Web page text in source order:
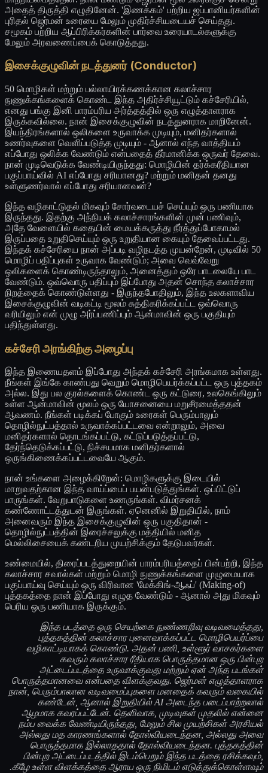
அதைத் திருத்தி எழுதினேன். 'இணக்கம்' பற்றிய ஜப்பானியர்களின்
புரிதல் ஜெர்மன் உரையை மேலும் முதிர்ச்சியடையச் செய்தது.
சமூகம் பற்றிய ஆப்பிரிக்கர்களின் பார்வை உரையாடல்களுக்கு
மேலும் அரவணைப்பைக் கொடுத்தது.
இசைக்குழுவின் நடத்துனர் (Conductor)
50 மொழிகள் மற்றும் பல்லாயிரக்கணக்கான கலாச்சார
நுணுக்கங்களைக் கொண்ட இந்த அதிர்ச்சியூட்டும் கச்சேரியில்,
எனது பங்கு இனி பாரம்பரிய அர்த்தத்தில் ஒரு எழுத்தாளராக
இருக்கவில்லை. நான் இசைக்குழுவின் நடத்துனராக மாறினேன்.
இயந்திரங்களால் ஒலிகளை உருவாக்க முடியும், மனிதர்களால்
உணர்வுகளை வெளிப்படுத்த முடியும் - ஆனால் எந்த வாத்தியம்
எப்போது ஒலிக்க வேண்டும் என்பதைத் தீர்மானிக்க ஒருவர் தேவை.
நான் முடிவெடுக்க வேண்டியிருந்தது: மொழியின் தர்க்கரீதியான
பகுப்பாய்வில் AI எப்போது சரியானது? மற்றும் மனிதன் தனது
உள்ளுணர்வால் எப்போது சரியானவன்?
இந்த வழிகாட்டுதல் மிகவும் சோர்வடையச் செய்யும் ஒரு பணியாக
இருந்தது. இதற்கு அந்நியக் கலாச்சாரங்களின் முன் பணிவும்,
அதே வேளையில் கதையின் மையக்கருத்து நீர்த்துப்போகாமல்
இருப்பதை உறுதிசெய்யும் ஒரு உறுதியான கையும் தேவைப்பட்டது.
இந்தக் கச்சேரியை நான் அப்படி வழிநடத்த முயன்றேன், முடிவில் 50
மொழிப் பதிப்புகள் உருவாக வேண்டும்; அவை வெவ்வேறு
ஒலிகளைக் கொண்டிருந்தாலும், அனைத்தும் ஒரே பாடலையே பாட
வேண்டும். ஒவ்வொரு பதிப்பும் இப்போது அதன் சொந்த கலாச்சார
நிறத்தைக் கொண்டுள்ளது - இருந்தபோதிலும், இந்த உலகளாவிய
இசைக்குழுவின் வடிகட்டி மூலம் சுத்திகரிக்கப்பட்ட ஒவ்வொரு
வரியிலும் என் முழு அர்ப்பணிப்பும் ஆன்மாவின் ஒரு பகுதியும்
பதிந்துள்ளது.
கச்சேரி அரங்கிற்கு அழைப்பு
இந்த இணையதளம் இப்போது அந்தக் கச்சேரி அரங்கமாக உள்ளது.
நீங்கள் இங்கே காண்பது வெறும் மொழிபெயர்க்கப்பட்ட ஒரு புத்தகம்
அல்ல. இது பல குரல்களைக் கொண்ட ஒரு கட்டுரை, உலகெங்கிலும்
உள்ள ஆன்மாவின் மூலம் ஒரு யோசனையை மறுசீரமைத்ததன்
ஆவணம். நீங்கள் படிக்கப் போகும் உரைகள் பெரும்பாலும்
தொழில்நுட்பத்தால் உருவாக்கப்பட்டவை என்றாலும், அவை
மனிதர்களால் தொடங்கப்பட்டு, கட்டுப்படுத்தப்பட்டு,
தேர்ந்தெடுக்கப்பட்டு, நிச்சயமாக மனிதர்களால்
ஒருங்கிணைக்கப்பட்டவையே ஆகும்.
நான் உங்களை அழைக்கிறேன்: மொழிகளுக்கு இடையில்
மாறுவதற்கான இந்த வாய்ப்பைப் பயன்படுத்துங்கள். ஒப்பிட்டுப்
பாருங்கள். வேறுபாடுகளை உணருங்கள். விமர்சனக்
கண்ணோட்டத்துடன் இருங்கள். ஏனெனில் இறுதியில், நாம்
அனைவரும் இந்த இசைக்குழுவின் ஒரு பகுதிதான் -
தொழில்நுட்பத்தின் இரைச்சலுக்கு மத்தியில் மனித
மெல்லிசையைக் கண்டறிய முயற்சிக்கும் தேடுபவர்கள்.
உண்மையில், திரைப்படத்துறையின் பாரம்பரியத்தைப் பின்பற்றி, இந்த
கலாச்சார சவால்கள் மற்றும் மொழி நுணுக்கங்களை முழுமையாக
பகுப்பாய்வு செய்யும் ஒரு விரிவான 'மேக்கிங்-ஆஃப்' (Making-of)
புத்தகத்தை நான் இப்போது எழுத வேண்டும் - ஆனால் அது மிகவும்
பெரிய ஒரு பணியாக இருக்கும்.
இந்த படத்தை ஒரு செயற்கை நுண்ணறிவு வடிவமைத்தது,
புத்தகத்தின் கலாச்சார புனைவாக்கப்பட்ட மொழிபெயர்ப்பை
வழிகாட்டியாகக் கொண்டு. அதன் பணி, உள்ளூர் வாசகர்களை
கவரும் கலாச்சார ரீதியாக பொருத்தமான ஒரு பின்புற
அட்டைப்படத்தை உருவாக்குவது மற்றும் ஏன் அந்த படங்கள்
பொருத்தமானவை என்பதை விளக்குவது. ஜெர்மன் எழுத்தாளராக
நான், பெரும்பாலான வடிவமைப்புகளை மனதைக் கவரும் வகையில்
கண்டேன், ஆனால் இறுதியில் AI அடைந்த படைப்பாற்றலால்
ஆழமாக கவரப்பட்டேன். தெளிவாக, முடிவுகள் முதலில் என்னை
நம்ப வைக்க வேண்டியிருந்தது, மேலும் சில முயற்சிகள் அரசியல்
அல்லது மத காரணங்களால் தோல்வியடைந்தன, அல்லது அவை
பொருத்தமாக இல்லாததால் தோல்வியடைந்தன. புத்தகத்தின்
பின்புற அட்டைப்படத்தில் இடம்பெறும் இந்த படத்தை ரசிக்கவும்,
கீழே உள்ள விளக்கத்தை ஆராய ஒரு நிமிடம் எடுத்துக்கொள்ளவும்.